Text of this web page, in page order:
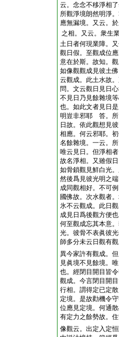
云。念念不移淨相
所觀淨境朗然明淨
應無漏境。又云。
之相。又云。衆生
土日者何現業障。
觀日假。至觀成位
意在於斯。故知。
如像觀觀成見彼土
云觀成。此土水故
問。文云觀日見日
不見日乃見餘雜境
也。如此文者見日
明豈非邪耶 答。所
日故。依此觀想見
相應。何云邪耶。
名餘雜境。一云。
唯云見日。但淨相
故名淨相。又雖假
如骨鎖觀見鮮白光
然後爲見彼光明之
成同觀相好。不可
國佛故。次水觀者
氷不云觀成。此日
成見日爲後觀方便
何至觀成忘其本意
光。彼骨不表眞彼
師多分未云日觀有
異今家許有觀成。
見眞境不見餘境。
也。經閉目開目皆
觀成。今言閉目開
行相。謂得定已定
定境。是故勸機令
位應見定境。何通
有定力之餘勢故。
像觀云。出定入定